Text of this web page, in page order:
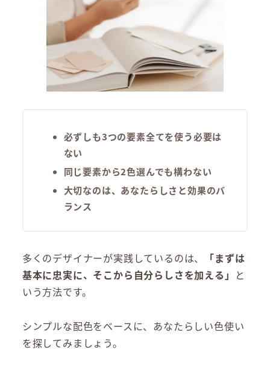
必ずしも3つの要素全てを使う必要は
ない
同じ要素から2色選んでも構わない
大切なのは、あなたらしさと効果のバ
ランス
多くのデザイナーが実践しているのは、
「まずは
基本に忠実に、そこから自分らしさを加える」 と
いう方法です。
シンプルな配色をベースに、あなたらしい色使い
を探してみましょう。